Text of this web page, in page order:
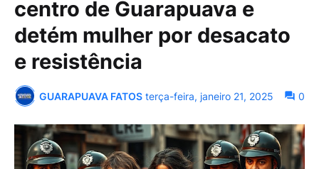
centro de Guarapuava e
detém mulher por desacato
e resistência
GUARAPUAVA FATOS terça-feira, janeiro 21, 2025 0